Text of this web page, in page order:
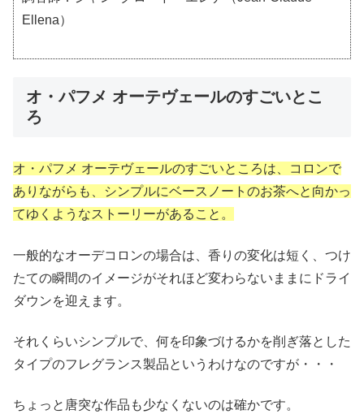
Ellena）
オ・パフメ オーテヴェールのすごいとこ
ろ
オ・パフメ オーテヴェールのすごいところは、コロンで
ありながらも、シンプルにベースノートのお茶へと向かっ
てゆくようなストーリーがあること。
一般的なオーデコロンの場合は、香りの変化は短く、つけ
たての瞬間のイメージがそれほど変わらないままにドライ
ダウンを迎えます。
それくらいシンプルで、何を印象づけるかを削ぎ落とした
タイプのフレグランス製品というわけなのですが・・・
ちょっと唐突な作品も少なくないのは確かです。